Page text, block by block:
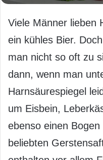
Viele Männer lieben
ein kühles Bier.
man nicht so oft zu
dann, wenn man
Harnsäurespiegel
um Eisbein,
ebenso einen
beliebten